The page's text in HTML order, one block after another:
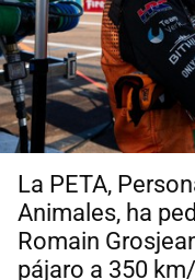
La PETA,
Animales, ha
Romain
pájaro a 350